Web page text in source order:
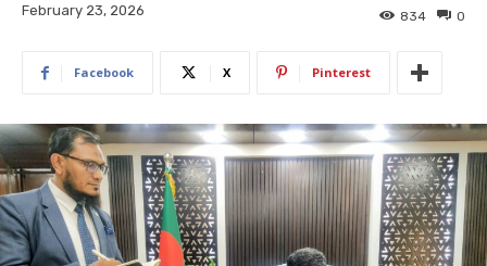
February 23, 2026 0
834
Facebook X Pinterest